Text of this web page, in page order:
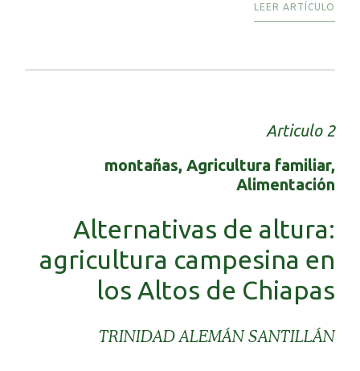
LEER ARTÍCULO
Articulo 2
montañas, Agricultura familiar,
Alimentación
Alternativas de altura:
agricultura campesina en
los Altos de Chiapas
TRINIDAD ALEMÁN SANTILLÁN